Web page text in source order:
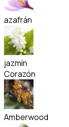
azafrán
jazmín
Corazón
Amberwood